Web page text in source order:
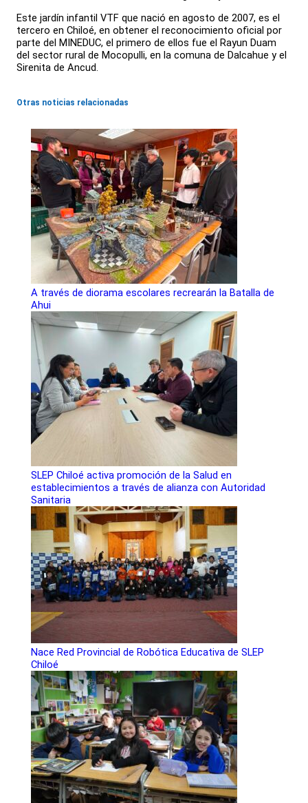
Este jardín infantil VTF que nació en agosto de 2007, es el
tercero en Chiloé, en obtener el reconocimiento oficial por
parte del MINEDUC, el primero de ellos fue el Rayun Duam
del sector rural de Mocopulli, en la comuna de Dalcahue y el
Sirenita de Ancud.
Otras noticias relacionadas
A través de diorama escolares recrearán la Batalla de
Ahui
SLEP Chiloé activa promoción de la Salud en
establecimientos a través de alianza con Autoridad
Sanitaria
Nace Red Provincial de Robótica Educativa de SLEP
Chiloé